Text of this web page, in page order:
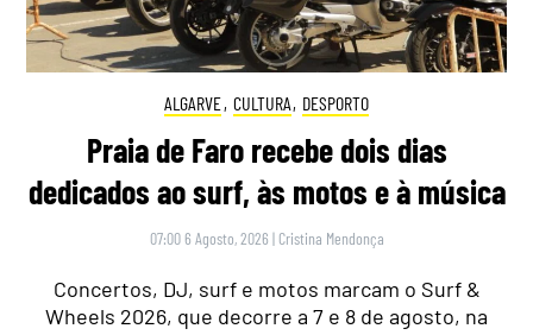
ALGARVE, CULTURA, DESPORTO
Praia de Faro recebe dois dias
dedicados ao surf, às motos e à música
07:00 6 Agosto, 2026 | Cristina Mendonça
Concertos, DJ, surf e motos marcam o Surf &
Wheels 2026, que decorre a 7 e 8 de agosto, na